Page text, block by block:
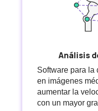
Análisis
Software para la
en imágenes
aumentar la
con un mayor